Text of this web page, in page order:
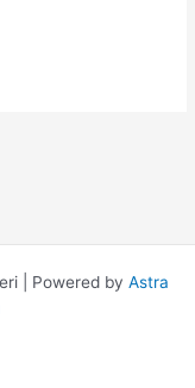
| Powered by Astra